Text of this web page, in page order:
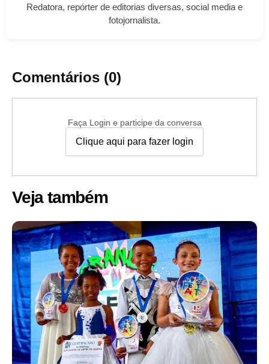
Redatora, repórter de editorias diversas, social media e
fotojornalista.
Comentários (0)
Faça Login e participe da conversa
Clique aqui para fazer login
Veja também